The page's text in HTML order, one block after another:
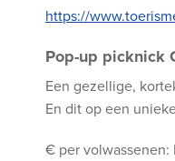
https://
Pop-up picknick
Een gezellige,
En dit op een
€ per volwassenen: